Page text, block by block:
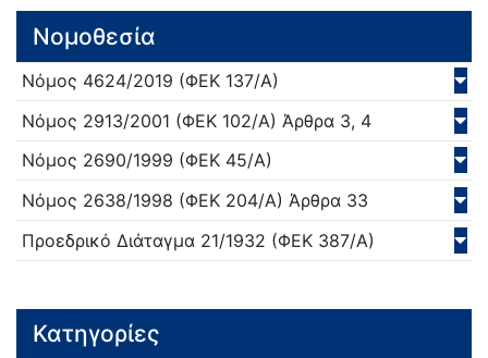
Νομοθεσία
Νόμος 4624/2019 (ΦΕΚ 137/Α)
Νόμος 2913/2001 (ΦΕΚ 102/Α) Άρθρα 3, 4
Νόμος 2690/1999 (ΦΕΚ 45/Α)
Νόμος 2638/1998 (ΦΕΚ 204/Α) Άρθρα 33
Προεδρικό Διάταγμα 21/1932 (ΦΕΚ 387/Α)
Κατηγορίες